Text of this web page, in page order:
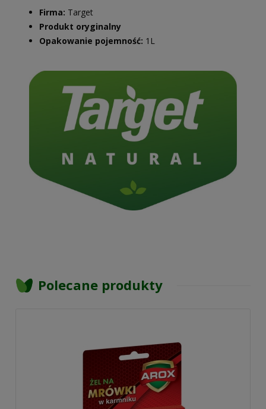
Firma: Target
Produkt oryginalny
Opakowanie pojemność: 1L
Polecane produkty